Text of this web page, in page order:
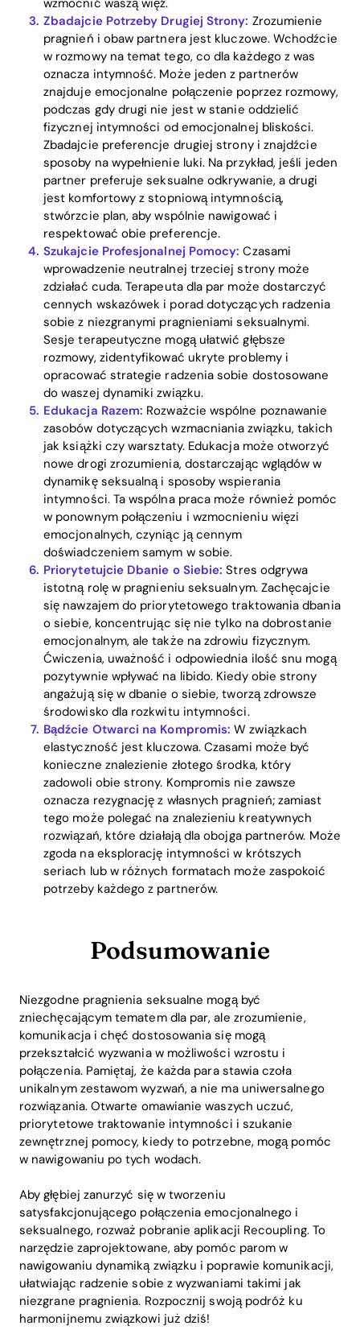
Blog
Download
Zbadajcie Potrzeby Drugiej Strony: Zrozumienie
pragnień i obaw partnera jest kluczowe. Wchodźcie
w rozmowy na temat tego, co dla każdego z was
oznacza intymność. Może jeden z partnerów
znajduje emocjonalne połączenie poprzez rozmowy,
podczas gdy drugi nie jest w stanie oddzielić
fizycznej intymności od emocjonalnej bliskości.
Zbadajcie preferencje drugiej strony i znajdźcie
sposoby na wypełnienie luki. Na przykład, jeśli jeden
partner preferuje seksualne odkrywanie, a drugi
jest komfortowy z stopniową intymnością,
stwórzcie plan, aby wspólnie nawigować i
respektować obie preferencje.
Szukajcie Profesjonalnej Pomocy: Czasami
wprowadzenie neutralnej trzeciej strony może
zdziałać cuda. Terapeuta dla par może dostarczyć
cennych wskazówek i porad dotyczących radzenia
sobie z niezgranymi pragnieniami seksualnymi.
Sesje terapeutyczne mogą ułatwić głębsze
rozmowy, zidentyfikować ukryte problemy i
opracować strategie radzenia sobie dostosowane
do waszej dynamiki związku.
Edukacja Razem: Rozważcie wspólne poznawanie
zasobów dotyczących wzmacniania związku, takich
jak książki czy warsztaty. Edukacja może otworzyć
nowe drogi zrozumienia, dostarczając wglądów w
dynamikę seksualną i sposoby wspierania
intymności. Ta wspólna praca może również pomóc
w ponownym połączeniu i wzmocnieniu więzi
emocjonalnych, czyniąc ją cennym
doświadczeniem samym w sobie.
Priorytetujcie Dbanie o Siebie: Stres odgrywa
istotną rolę w pragnieniu seksualnym. Zachęcajcie
się nawzajem do priorytetowego traktowania dbania
o siebie, koncentrując się nie tylko na dobrostanie
emocjonalnym, ale także na zdrowiu fizycznym.
Ćwiczenia, uważność i odpowiednia ilość snu mogą
pozytywnie wpływać na libido. Kiedy obie strony
angażują się w dbanie o siebie, tworzą zdrowsze
środowisko dla rozkwitu intymności.
Bądźcie Otwarci na Kompromis: W związkach
elastyczność jest kluczowa. Czasami może być
konieczne znalezienie złotego środka, który
zadowoli obie strony. Kompromis nie zawsze
oznacza rezygnację z własnych pragnień; zamiast
tego może polegać na znalezieniu kreatywnych
rozwiązań, które działają dla obojga partnerów. Może
zgoda na eksplorację intymności w krótszych
seriach lub w różnych formatach może zaspokoić
potrzeby każdego z partnerów.
Podsumowanie
Niezgodne pragnienia seksualne mogą być
zniechęcającym tematem dla par, ale zrozumienie,
komunikacja i chęć dostosowania się mogą
przekształcić wyzwania w możliwości wzrostu i
połączenia. Pamiętaj, że każda para stawia czoła
unikalnym zestawom wyzwań, a nie ma uniwersalnego
rozwiązania. Otwarte omawianie waszych uczuć,
priorytetowe traktowanie intymności i szukanie
zewnętrznej pomocy, kiedy to potrzebne, mogą pomóc
w nawigowaniu po tych wodach.
Aby głębiej zanurzyć się w tworzeniu
satysfakcjonującego połączenia emocjonalnego i
seksualnego, rozważ pobranie aplikacji Recoupling. To
narzędzie zaprojektowane, aby pomóc parom w
nawigowaniu dynamiką związku i poprawie komunikacji,
ułatwiając radzenie sobie z wyzwaniami takimi jak
niezgrane pragnienia. Rozpocznij swoją podróż ku
harmonijnemu związkowi już dziś!